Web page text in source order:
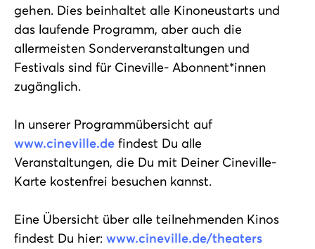
gehen. Dies beinhaltet alle Kinoneustarts und
das laufende Programm, aber auch die
allermeisten Sonderveranstaltungen und
Festivals sind für Cineville- Abonnent*innen
zugänglich.
In unserer Programmübersicht auf
www.cineville.de findest Du alle
Veranstaltungen, die Du mit Deiner Cineville-
Karte kostenfrei besuchen kannst.
Eine Übersicht über alle teilnehmenden Kinos
findest Du hier: www.cineville.de/theaters